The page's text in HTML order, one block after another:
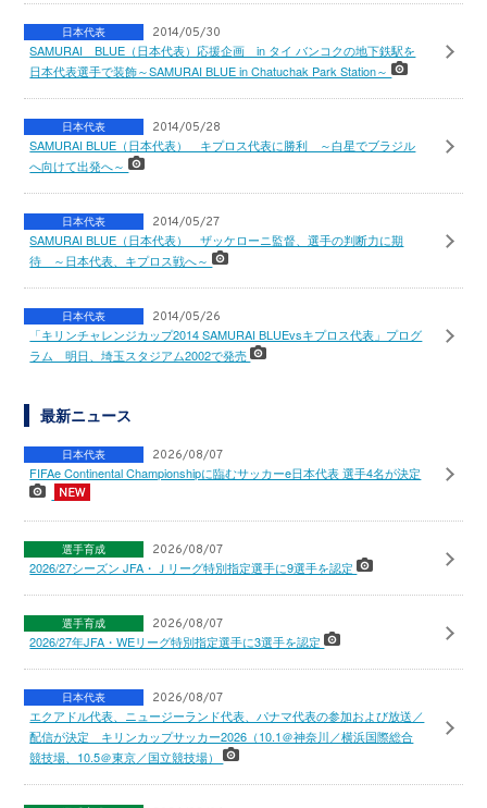
日本代表 2014/05/30
SAMURAI BLUE（日本代表）応援企画 in タイ バンコクの地下鉄駅を
日本代表選手で装飾～SAMURAI BLUE in Chatuchak Park Station～
日本代表 2014/05/28
SAMURAI BLUE（日本代表） キプロス代表に勝利 ～白星でブラジル
へ向けて出発へ～
日本代表 2014/05/27
SAMURAI BLUE（日本代表） ザッケローニ監督、選手の判断力に期
待 ～日本代表、キプロス戦へ～
日本代表 2014/05/26
「キリンチャレンジカップ2014 SAMURAI BLUEvsキプロス代表」プログ
ラム 明日、埼玉スタジアム2002で発売
最新ニュース
日本代表 2026/08/07
FIFAe Continental Championshipに臨むサッカーe日本代表 選手4名が決定
選手育成 2026/08/07
2026/27シーズン JFA・Ｊリーグ特別指定選手に9選手を認定
選手育成 2026/08/07
2026/27年JFA・WEリーグ特別指定選手に3選手を認定
日本代表 2026/08/07
エクアドル代表、ニュージーランド代表、パナマ代表の参加および放送／
配信が決定 キリンカップサッカー2026（10.1＠神奈川／横浜国際総合
競技場、10.5＠東京／国立競技場）